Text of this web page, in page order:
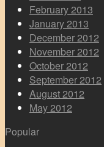
February 2013
January 2013
December 2012
November 2012
October 2012
September 2012
August 2012
May 2012
Popular